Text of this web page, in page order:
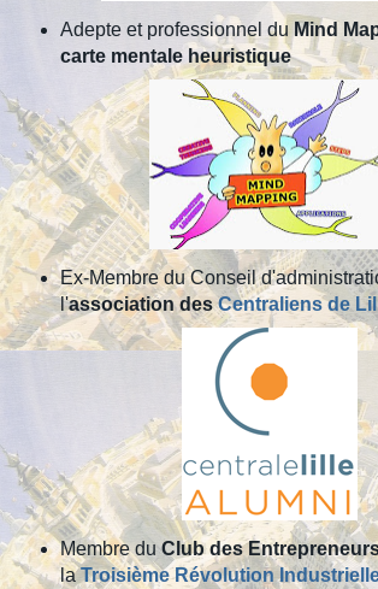
Adepte et professionnel du Mind
carte mentale heuristique
Ex-Membre du Conseil
l'association desCentraliens de
Membre du Club des
la Troisième Révolution